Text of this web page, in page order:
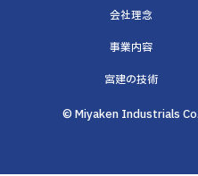
会社理念
事業内容
宮建の技術
© Miyaken Industrials